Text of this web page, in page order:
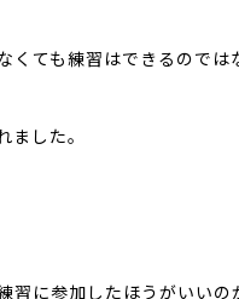
くても練習はできるのでは
ました。
習に参加したほうがいいの